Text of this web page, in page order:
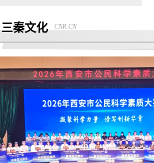
杭州金昌宝湖不加价不给提车，拒绝交
汽车还不给退定金
市场价格调节问题
买车时承诺可以三个月后提前还款并落
到了合同现在条件满足但被拒，我要求
合同执行
半年了不给退定金，要求退回定金
潍坊寿光驰峰广汽本田购车定金拒不退
还，霸王条款
三秦文化 CNR.CN